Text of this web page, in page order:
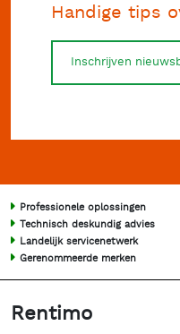
Handige tips
Inschrijven
Professionele oplossingen
Technisch deskundig advies
Landelijk servicenetwerk
Gerenommeerde merken
Rentimo